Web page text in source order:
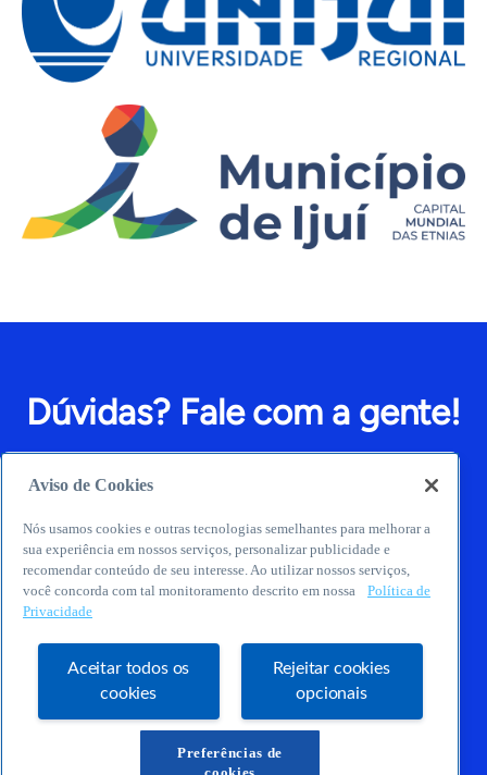
Dúvidas? Fale com a gente!
Aviso de Cookies
Nós usamos cookies e outras tecnologias semelhantes para melhorar a
sua experiência em nossos serviços, personalizar publicidade e
recomendar conteúdo de seu interesse. Ao utilizar nossos serviços,
você concorda com tal monitoramento descrito em nossa
Política de
Privacidade
Aceitar todos os
cookies
Rejeitar cookies
opcionais
Preferências de